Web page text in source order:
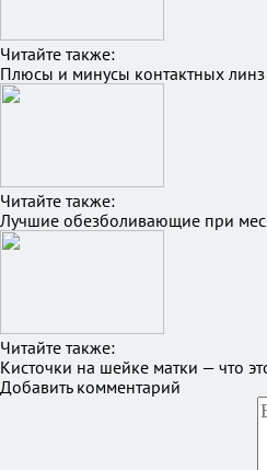
Читайте также:
Плюсы и минусы контактных линз
Читайте также:
Лучшие обезболивающие при
Читайте также:
Кисточки на шейке матки — что
Добавить комментарий